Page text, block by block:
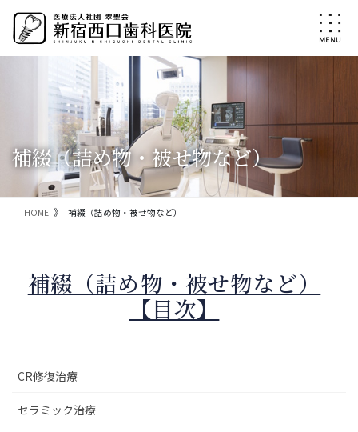
ン
ー
補綴（詰め物・被せ物など）
HOME 補綴（詰め物・被せ物など）
補綴（詰め物・被せ物など）
【目次】
CR修復治療
セラミック治療